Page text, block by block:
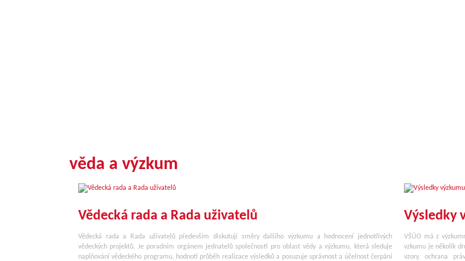
věda a výzkum
Vědecká rada a Rada uživatelů
Vědecká rada a Rada uživatelů především diskutují směry dalšího výzkumu a hodnocení jednotlivých
vědeckých projektů. Je poradním orgánem jednatelů společnosti pro oblast vědy a výzkumu, která sleduje
naplňování vědeckého programu, hodnotí průběh realizace výsledků a posuzuje správnost a účelnost čerpání
Výsledky
VŠÚO má z
vzkumu je několik
vzory, ochrana